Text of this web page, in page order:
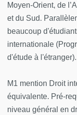
Moyen-Orient, de
et du Sud.
beaucoup
internationale
d'étude à l'étranger).
M1 mention Droit
équivalente. Pré-
niveau général en